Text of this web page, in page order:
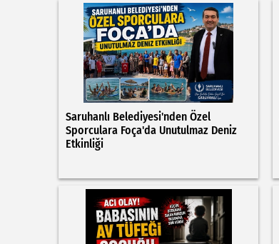
Saruhanlı Belediyesi'nden Özel
Sporculara Foça'da Unutulmaz Deniz
Etkinliği